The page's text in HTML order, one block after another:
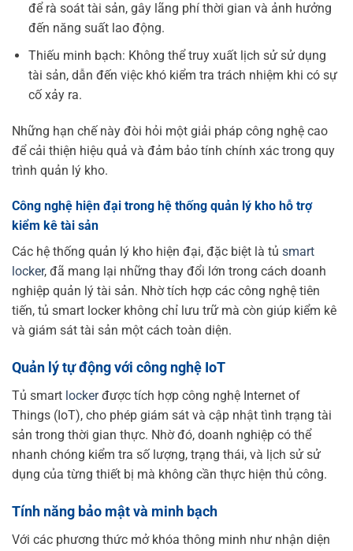
để rà soát tài sản, gây lãng phí thời gian và ảnh hưởng
đến năng suất lao động.
Thiếu minh bạch: Không thể truy xuất lịch sử sử dụng
tài sản, dẫn đến việc khó kiểm tra trách nhiệm khi có sự
cố xảy ra.
Những hạn chế này đòi hỏi một giải pháp công nghệ cao
để cải thiện hiệu quả và đảm bảo tính chính xác trong quy
trình quản lý kho.
Công nghệ hiện đại trong hệ thống quản lý kho hỗ trợ
kiểm kê tài sản
Các hệ thống quản lý kho hiện đại, đặc biệt là tủ smart
locker, đã mang lại những thay đổi lớn trong cách doanh
nghiệp quản lý tài sản. Nhờ tích hợp các công nghệ tiên
tiến, tủ smart locker không chỉ lưu trữ mà còn giúp kiểm kê
và giám sát tài sản một cách toàn diện.
Quản lý tự động với công nghệ IoT
Tủ smart lockerđược tích hợp công nghệ Internet of
Things (IoT), cho phép giám sát và cập nhật tình trạng tài
sản trong thời gian thực. Nhờ đó, doanh nghiệp có thể
nhanh chóng kiểm tra số lượng, trạng thái, và lịch sử sử
dụng của từng thiết bị mà không cần thực hiện thủ công.
Tính năng bảo mật và minh bạch
Với các phương thức mở khóa thông minh như nhận diện